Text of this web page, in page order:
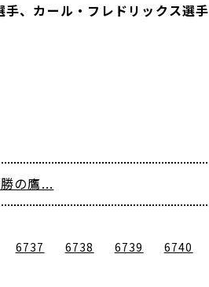
、カール・フレドリックス選手
の鷹...
6737 6738 6739
6740